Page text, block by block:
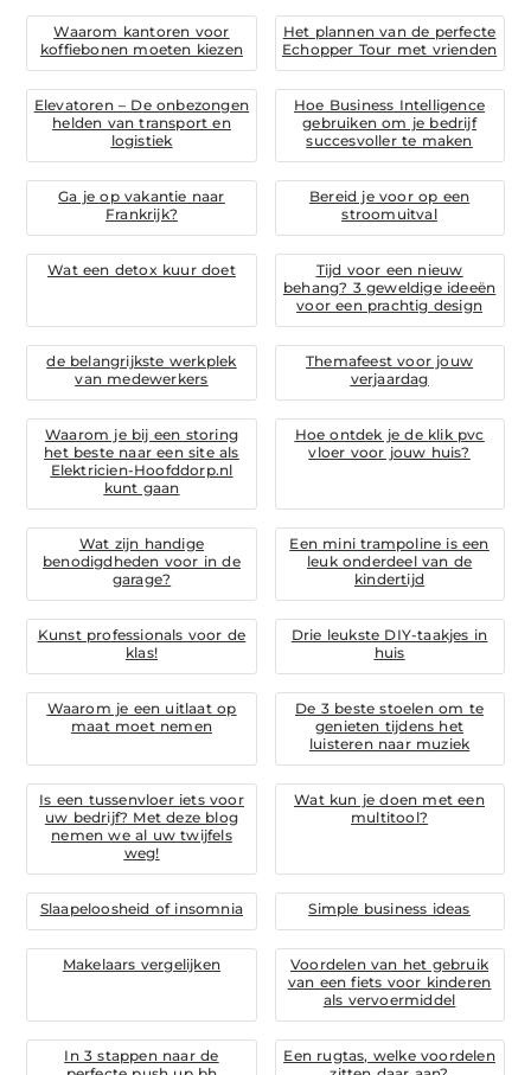
Waarom kantoren voor
koffiebonen moeten kiezen
Het plannen van de perfecte
Echopper Tour met vrienden
Elevatoren – De onbezongen
helden van transport en
logistiek
Hoe Business Intelligence
gebruiken om je bedrijf
succesvoller te maken
Ga je op vakantie naar
Frankrijk?
Bereid je voor op een
stroomuitval
Wat een detox kuur doet
Tijd voor een nieuw
behang? 3 geweldige ideeën
voor een prachtig design
de belangrijkste werkplek
van medewerkers
Themafeest voor jouw
verjaardag
Waarom je bij een storing
het beste naar een site als
Elektricien-Hoofddorp.nl
kunt gaan
Hoe ontdek je de klik pvc
vloer voor jouw huis?
Wat zijn handige
benodigdheden voor in de
garage?
Een mini trampoline is een
leuk onderdeel van de
kindertijd
Kunst professionals voor de
klas!
Drie leukste DIY-taakjes in
huis
Waarom je een uitlaat op
maat moet nemen
De 3 beste stoelen om te
genieten tijdens het
luisteren naar muziek
Is een tussenvloer iets voor
uw bedrijf? Met deze blog
nemen we al uw twijfels
weg!
Wat kun je doen met een
multitool?
Slaapeloosheid of insomnia Simple business ideas
Makelaars vergelijken
Voordelen van het gebruik
van een fiets voor kinderen
als vervoermiddel
In 3 stappen naar de
Een rugtas, welke voordelen